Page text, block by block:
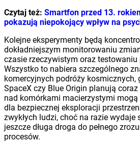
Czytaj też: Smartfon przed 13.
pokazują niepokojący wpływ na
Kolejne eksperymenty będą
dokładniejszym monitorowaniu
czasie rzeczywistym oraz
Wszystko to nabiera szczególnego
komercyjnych podróży kosmicznych,
SpaceX czy Blue Origin planują
nad komórkami macierzystymi
dla bezpiecznej eksploracji
zwykłych ludzi, choć na razie wydaje
jeszcze długa droga do pełnego
procesów.